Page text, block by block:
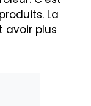
La
avoir plus